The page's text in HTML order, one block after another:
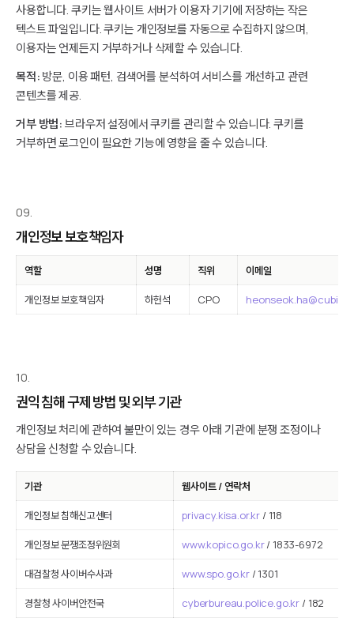
사용합니다. 쿠키는 웹사이트 서버가 이용자 기기에 저장하는 작은
텍스트 파일입니다. 쿠키는 개인정보를 자동으로 수집하지 않으며,
이용자는 언제든지 거부하거나 삭제할 수 있습니다.
목적:방문, 이용 패턴, 검색어를 분석하여 서비스를 개선하고 관련
콘텐츠를 제공.
거부 방법:브라우저 설정에서 쿠키를 관리할 수 있습니다. 쿠키를
거부하면 로그인이 필요한 기능에 영향을 줄 수 있습니다.
09.
개인정보 보호책임자
역할 성명 직위 이메일
개인정보 보호책임자 하헌석 CPO heonseok.ha@cubig.ai
10.
권익 침해 구제 방법 및 외부 기관
개인정보 처리에 관하여 불만이 있는 경우 아래 기관에 분쟁 조정이나
상담을 신청할 수 있습니다.
기관 웹사이트 / 연락처
개인정보 침해신고센터 privacy.kisa.or.kr / 118
개인정보 분쟁조정위원회 www.kopico.go.kr/ 1833-6972
대검찰청 사이버수사과 www.spo.go.kr/ 1301
경찰청 사이버안전국 cyberbureau.police.go.kr / 182